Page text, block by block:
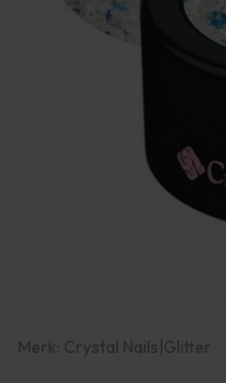
Merk: Crystal Nails|Glitter